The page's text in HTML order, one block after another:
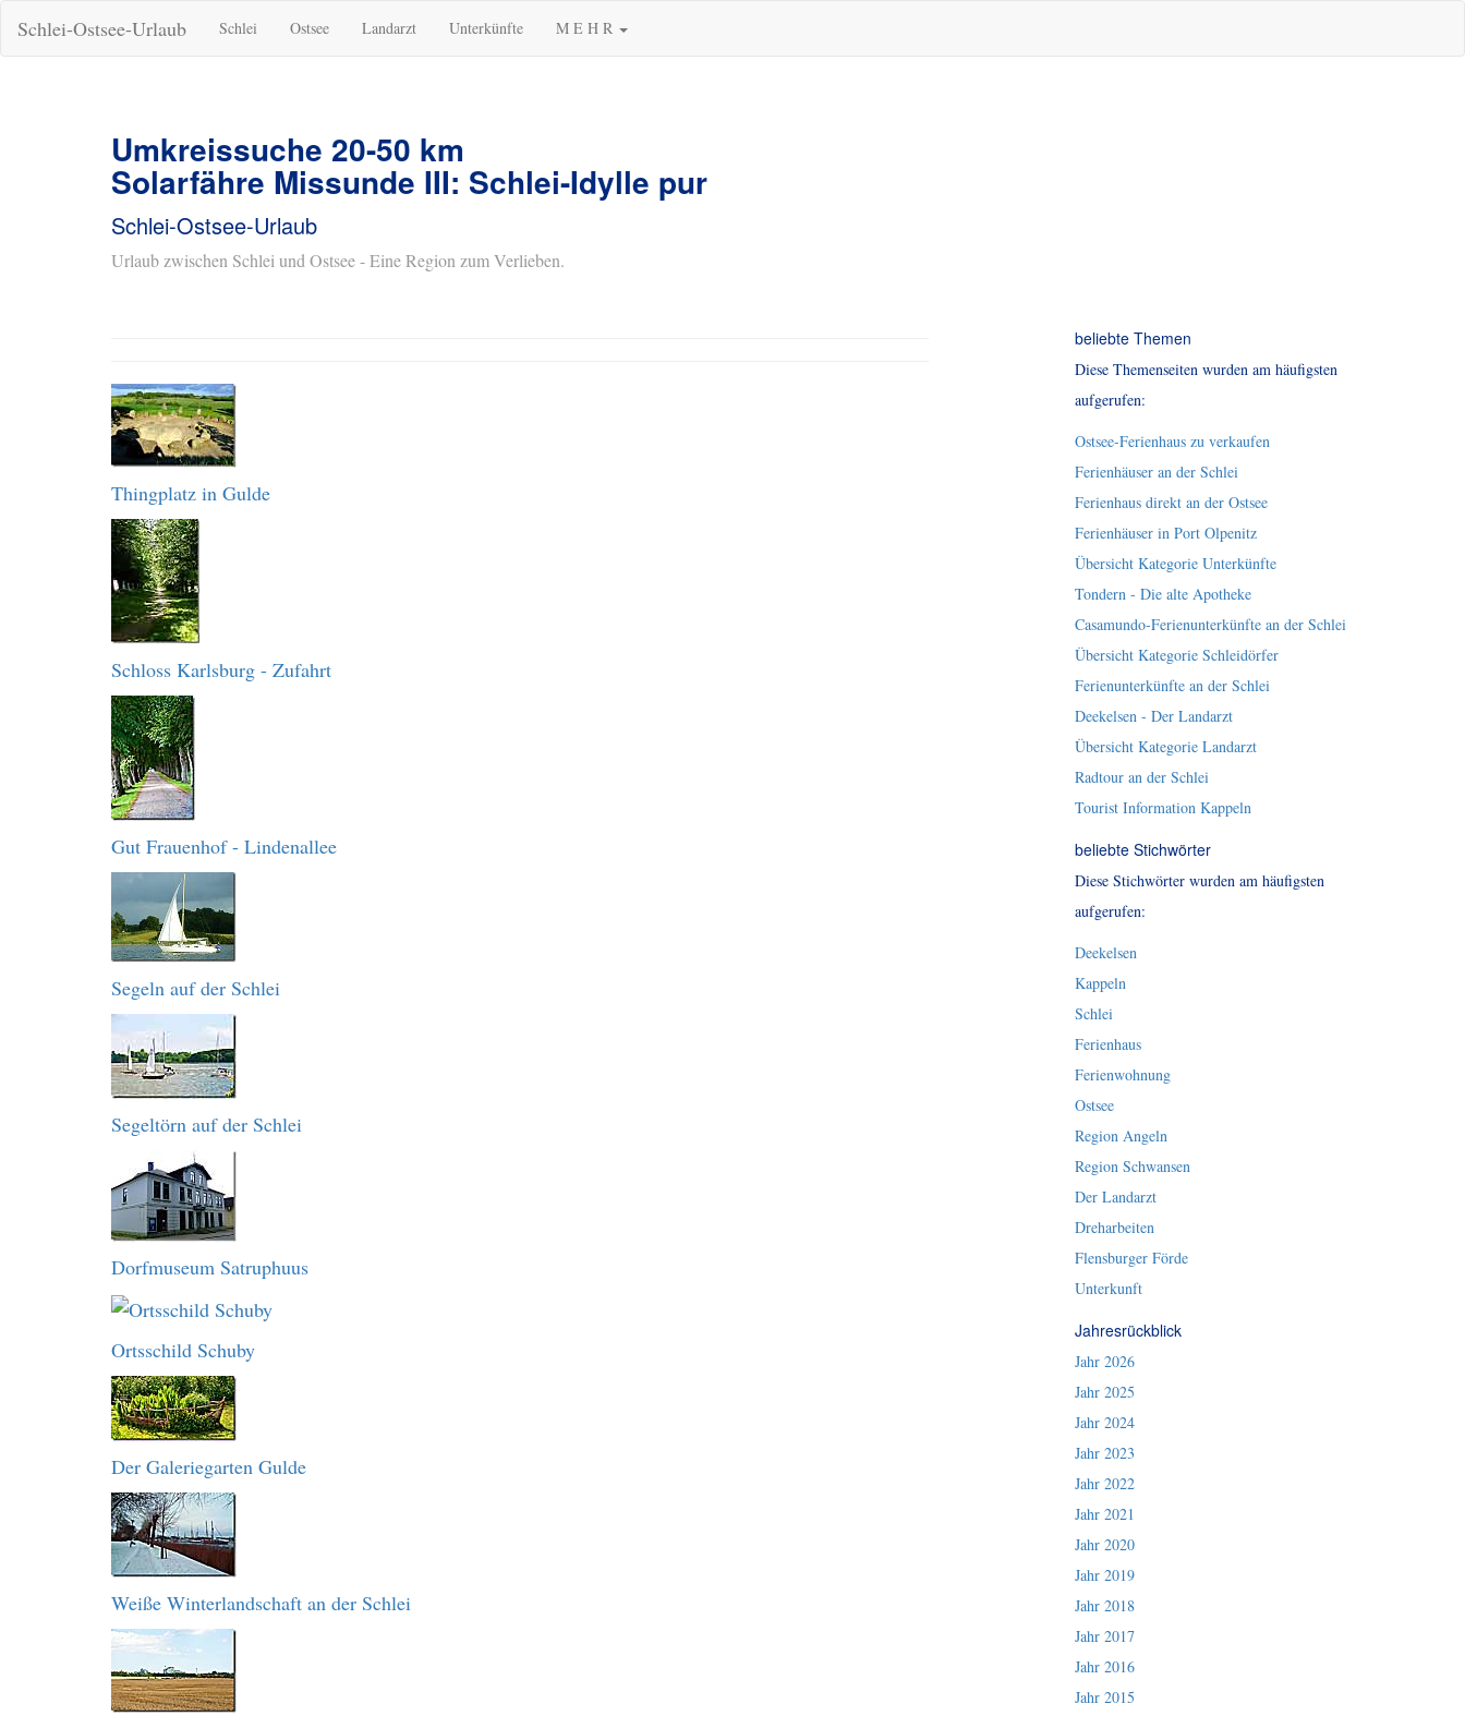
Schlei-Ostsee-Urlaub Schlei Ostsee Landarzt Unterkünfte M E H R
Umkreissuche 20-50 km
Solarfähre Missunde III: Schlei-Idylle pur
Schlei-Ostsee-Urlaub
Urlaub zwischen Schlei und Ostsee - Eine Region zum Verlieben.
Thingplatz in Gulde
Schloss Karlsburg - Zufahrt
Gut Frauenhof - Lindenallee
Segeln auf der Schlei
Segeltörn auf der Schlei
Dorfmuseum Satruphuus
Ortsschild Schuby
Der Galeriegarten Gulde
Weiße Winterlandschaft an der Schlei
beliebte Themen
Diese Themenseiten wurden am häufigsten
aufgerufen:
Ostsee-Ferienhaus zu verkaufen
Ferienhäuser an der Schlei
Ferienhaus direkt an der Ostsee
Ferienhäuser in Port Olpenitz
Übersicht Kategorie Unterkünfte
Tondern - Die alte Apotheke
Casamundo-Ferienunterkünfte an der Schlei
Übersicht Kategorie Schleidörfer
Ferienunterkünfte an der Schlei
Deekelsen - Der Landarzt
Übersicht Kategorie Landarzt
Radtour an der Schlei
Tourist Information Kappeln
beliebte Stichwörter
Diese Stichwörter wurden am häufigsten
aufgerufen:
Deekelsen
Kappeln
Schlei
Ferienhaus
Ferienwohnung
Ostsee
Region Angeln
Region Schwansen
Der Landarzt
Dreharbeiten
Flensburger Förde
Unterkunft
Jahresrückblick
Jahr 2026
Jahr 2025
Jahr 2024
Jahr 2023
Jahr 2022
Jahr 2021
Jahr 2020
Jahr 2019
Jahr 2018
Jahr 2017
Jahr 2016
Jahr 2015